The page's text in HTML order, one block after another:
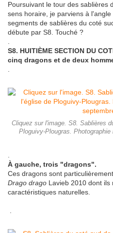
Poursuivant le tour des
sens horaire, je parviens à
segments de sablières du coté
débute par S8. Touché ?
S8. HUITIÈME SECTION DU
cinq dragons et de deux
Cliquez sur l'image. S8. Sablières
Ploguivy-Plougras.
À gauche, trois "dragons".
Ces dragons sont
Drago drago Lavieb 2010 dont
caractéristiques naturelles.